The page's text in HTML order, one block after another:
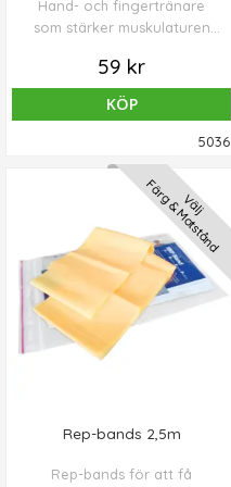
Hand- och fingertränare
som stärker muskulaturen
känseluppfattningen samt
finmotoriken.
59 kr
KÖP
5036
Välj
Färg & Motstånd
Rep-bands 2,5m
Rep-bands för att få